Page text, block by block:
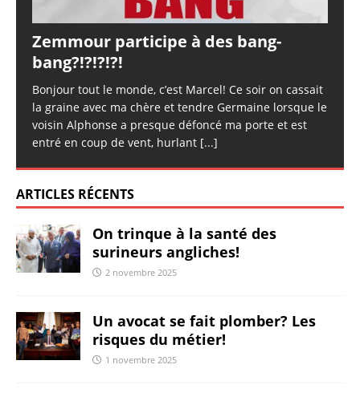
Zemmour participe à des bang-
bang?!?!?!?!
Bonjour tout le monde, c’est Marcel! Ce soir on cassait
la graine avec ma chère et tendre Germaine lorsque le
voisin Alphonse a presque défoncé ma porte et est
entré en coup de vent, hurlant [...]
ARTICLES RÉCENTS
On trinque à la santé des
surineurs angliches!
2 novembre 2025
Un avocat se fait plomber? Les
risques du métier!
1 novembre 2025